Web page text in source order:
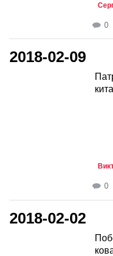
0
2018-02-09
0
2018-02-02